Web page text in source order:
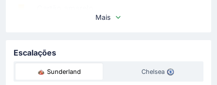
Substituição
Mais
Escalações
Sunderland Chelsea